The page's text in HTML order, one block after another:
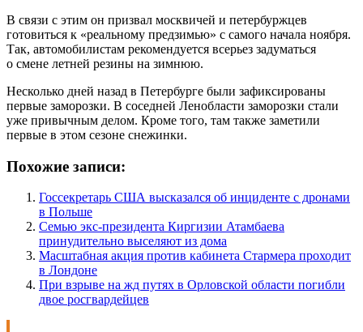
В связи с этим он призвал москвичей и петербуржцев
готовиться к «реальному предзимью» с самого начала ноября.
Так, автомобилистам рекомендуется всерьез задуматься
о смене летней резины на зимнюю.
Несколько дней назад в Петербурге были зафиксированы
первые заморозки. В соседней Ленобласти заморозки стали
уже привычным делом. Кроме того, там также заметили
первые в этом сезоне снежинки.
Похожие записи:
Госсекретарь США высказался об инциденте с дронами
в Польше
Семью экс-президента Киргизии Атамбаева
принудительно выселяют из дома
Масштабная акция против кабинета Стармера проходит
в Лондоне
При взрыве на жд путях в Орловской области погибли
двое росгвардейцев